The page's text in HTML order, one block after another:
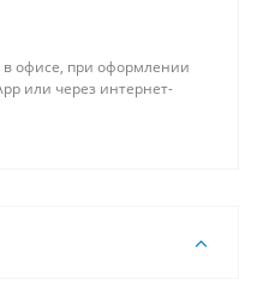
в офисе, при оформлении
или через интернет-